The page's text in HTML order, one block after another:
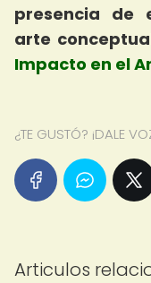
presencia de
arte
Impacto en el
¿TE GUSTÓ? ¡DALE
Articulos